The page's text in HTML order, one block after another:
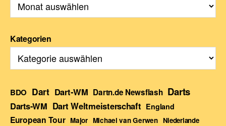
Kategorien
BDO Dart Dart-WM Dartn.de Newsflash Darts
Darts-WM Dart Weltmeisterschaft England
European Tour Major Michael van Gerwen Niederlande